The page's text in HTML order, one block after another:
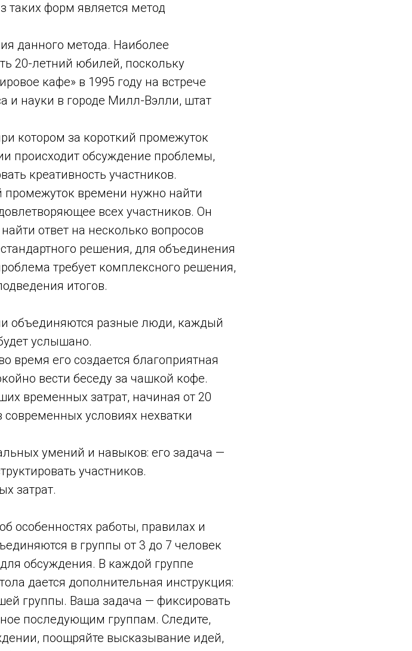
таких форм является метод
данного метода. Наиболее
20-летний юбилей, поскольку
кафе» в 1995 году на встрече
и науки в городе Милл-Вэлли, штат
котором за короткий промежуток
происходит обсуждение проблемы,
креативность участников.
промежуток времени нужно найти
всех участников. Он
ответ на несколько вопросов
решения, для объединения
требует комплексного решения,
итогов.
разные люди, каждый
услышано.
его создается благоприятная
вести беседу за чашкой кофе.
временных затрат, начиная от 20
условиях нехватки
умений и навыков: его задача —
участников.
затрат.
работы, правилах и
в группы от 3 до 7 человек
обсуждения. В каждой группе
дается дополнительная инструкция:
группы. Ваша задача — фиксировать
последующим группам. Следите,
поощряйте высказывание идей,